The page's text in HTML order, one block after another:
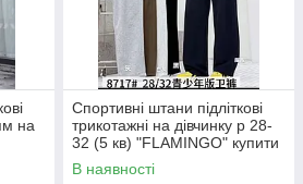
на
в
Спортивні штани підліткові
трикотажні на дівчинку р 28-
32 (5 кв) "FLAMINGO" купити
гуртом в Одесі на 7 км
В наявності